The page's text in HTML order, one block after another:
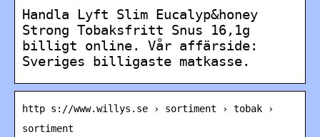
Handla Lyft Slim Eucalyp&honey
Strong Tobaksfritt Snus 16,1g
billigt online. Vår affärside:
Sveriges billigaste matkasse.
http s://www.willys.se › sortiment › tobak ›
sortiment